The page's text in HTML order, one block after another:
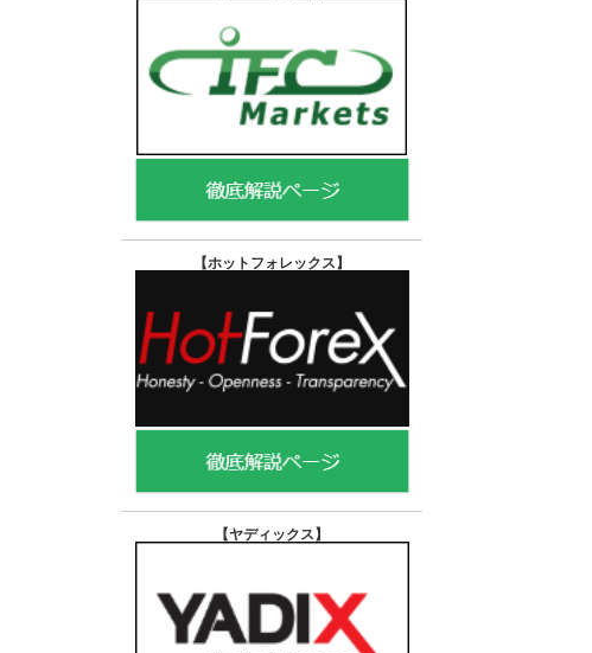
【ホットフォレックス 】
【ヤディックス 】